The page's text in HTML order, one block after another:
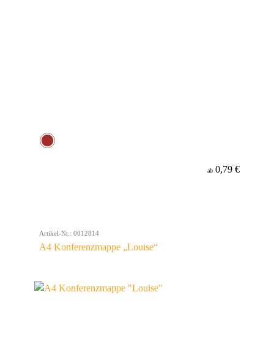
ab 0,79 €
Artikel-Nr.: 0012814
A4 Konferenzmappe „Louise“